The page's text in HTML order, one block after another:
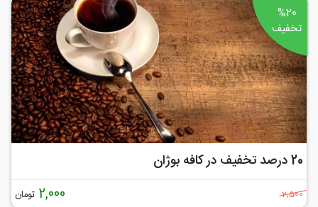
%20
تخفیف
20 درصد تخفیف در کافه بوژان
2,500
2,000 تومان